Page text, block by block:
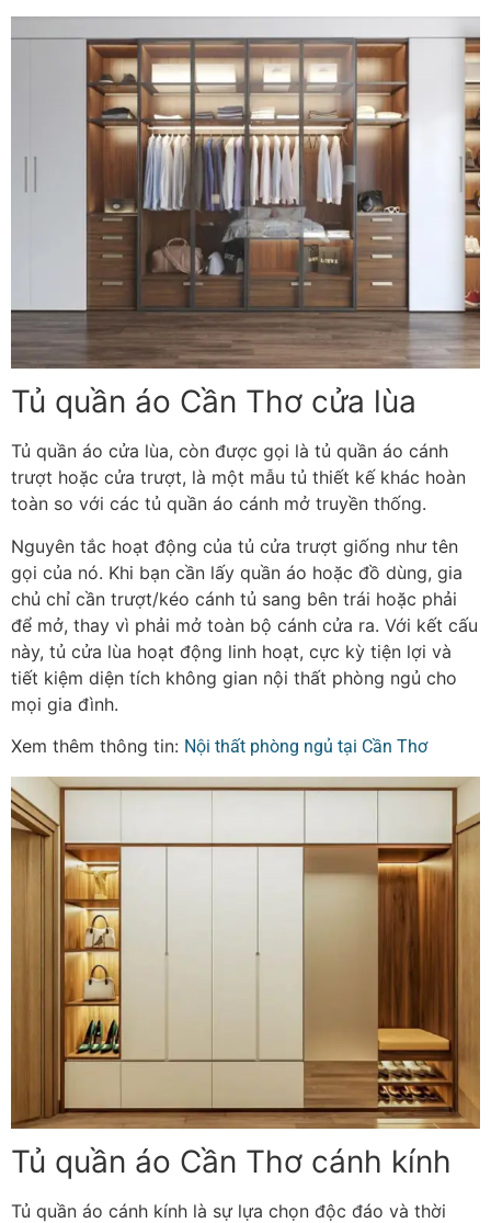
Tủ quần áo Cần Thơ cửa lùa
Tủ quần áo cửa lùa, còn được gọi là tủ quần áo cánh
trượt hoặc cửa trượt, là một mẫu tủ thiết kế khác hoàn
toàn so với các tủ quần áo cánh mở truyền thống.
Nguyên tắc hoạt động của tủ cửa trượt giống như tên
gọi của nó. Khi bạn cần lấy quần áo hoặc đồ dùng, gia
chủ chỉ cần trượt/kéo cánh tủ sang bên trái hoặc phải
để mở, thay vì phải mở toàn bộ cánh cửa ra. Với kết cấu
này, tủ cửa lùa hoạt động linh hoạt, cực kỳ tiện lợi và
tiết kiệm diện tích không gian nội thất phòng ngủ cho
mọi gia đình.
Xem thêm thông tin: Nội thất phòng ngủ tại Cần Thơ
Tủ quần áo Cần Thơ cánh kính
Tủ quần áo cánh kính là sự lựa chọn độc đáo và thời